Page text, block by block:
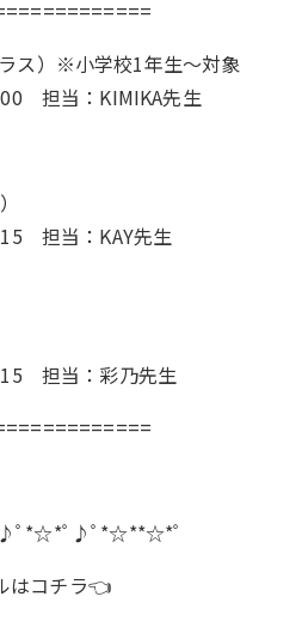
ス）※小学校1年生〜対象
担当：KIMIKA先生
担当：KAY先生
担当：彩乃先生
ﾟ*☆*ﾟ♪ﾟ*☆**☆*ﾟ
はコチラ👈